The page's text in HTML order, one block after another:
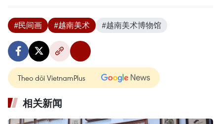
#民间画 #越南美术 #越南美术博物馆
Theo dõi VietnamPlus
相关新闻